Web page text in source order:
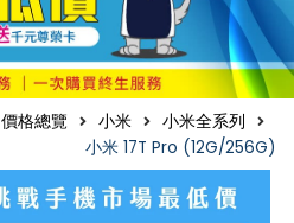
價格總覽 小米
小米全系列
小米 17T Pro (12G/256G)